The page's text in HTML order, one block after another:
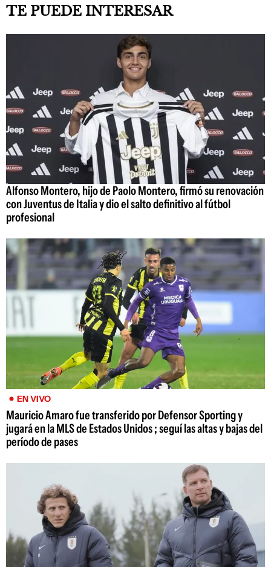
TE PUEDE INTERESAR
Alfonso Montero, hijo de Paolo Montero, firmó su renovación
con Juventus de Italia y dio el salto definitivo al fútbol
profesional
EN VIVO
Mauricio Amaro fue transferido por Defensor Sporting y
jugará en la MLS de Estados Unidos ; seguí las altas y bajas del
período de pases